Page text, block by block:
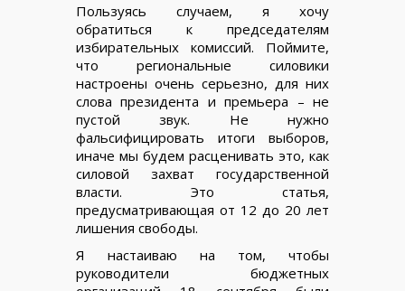
Пользуясь случаем, я хочу
обратиться к председателям
избирательных комиссий. Поймите,
что региональные силовики
настроены очень серьезно, для них
слова президента и премьера – не
пустой звук. Не нужно
фальсифицировать итоги выборов,
иначе мы будем расценивать это, как
силовой захват государственной
власти. Это статья,
предусматривающая от 12 до 20 лет
лишения свободы.
Я настаиваю на том, чтобы
руководители бюджетных